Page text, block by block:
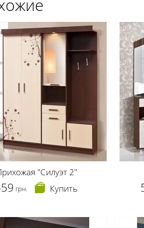
"Силуэт 2"
грн. Купить